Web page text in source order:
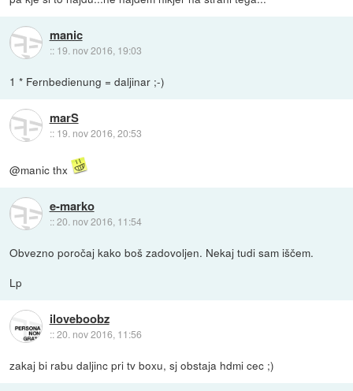
manic
:: 19. nov 2016, 19:03
1 * Fernbedienung = daljinar ;-)
marS
:: 19. nov 2016, 20:53
@manic thx
e-marko
::20. nov 2016, 11:54
Obvezno poročaj kako boš zadovoljen. Nekaj tudi sam iščem.
Lp
iloveboobz
::20. nov 2016, 11:56
zakaj bi rabu daljinc pri tv boxu, sj obstaja hdmi cec ;)